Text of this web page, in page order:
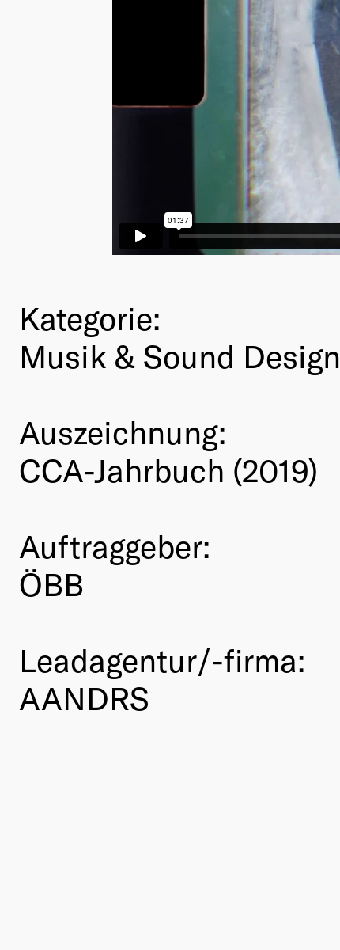
Kategorie:
Musik & Sound Design
Auszeichnung:
CCA-Jahrbuch (2019)
Auftraggeber:
ÖBB
Leadagentur/-firma:
AANDRS